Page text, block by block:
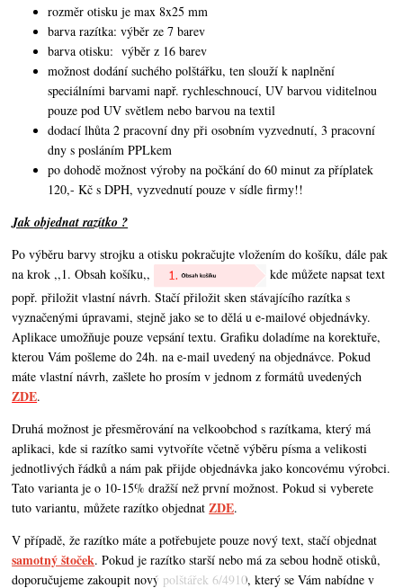
rozměr otisku je max 8x25 mm
barva razítka: výběr ze 7 barev
barva otisku: výběr z 16 barev
možnost dodání suchého polštářku, ten slouží k naplnění
speciálními barvami např. rychleschnoucí, UV barvou viditelnou
pouze pod UV světlem nebo barvou na textil
dodací lhůta 2 pracovní dny při osobním vyzvednutí, 3 pracovní
dny s posláním PPLkem
po dohodě možnost výroby na počkání do 60 minut za příplatek
120,- Kč s DPH, vyzvednutí pouze v sídle firmy!!
Jak objednat razítko ?
Po výběru barvy strojku a otisku pokračujte vložením do košíku, dále pak
na krok ,,1. Obsah košíku,,
kde můžete napsat text
popř. přiložit vlastní návrh. Stačí přiložit sken stávajícího razítka s
vyznačenými úpravami, stejně jako se to dělá u e-mailové objednávky.
Aplikace umožňuje pouze vepsání textu. Grafiku doladíme na korektuře,
kterou Vám pošleme do 24h. na e-mail uvedený na objednávce. Pokud
máte vlastní návrh,zašlete ho prosím v jednom z formátů uvedených
ZDE.
Druhá možnost je přesměrování na velkoobchod s razítkama, který má
aplikaci, kde si razítko sami vytvoříte včetně výběru písma a velikosti
jednotlivých řádků a nám pak přijde objednávka jako koncovému výrobci.
Tato varianta je o 10-15% dražší než první možnost. Pokud si vyberete
tuto variantu, můžete razítko objednatZDE.
V případě, že razítko máte a potřebujete pouze nový text, stačí objednat
samotný štoček. Pokud je razítko starší nebo má za sebou hodně otisků,
doporučujeme zakoupit nový polštářek 6/4910, který se Vám nabídne v